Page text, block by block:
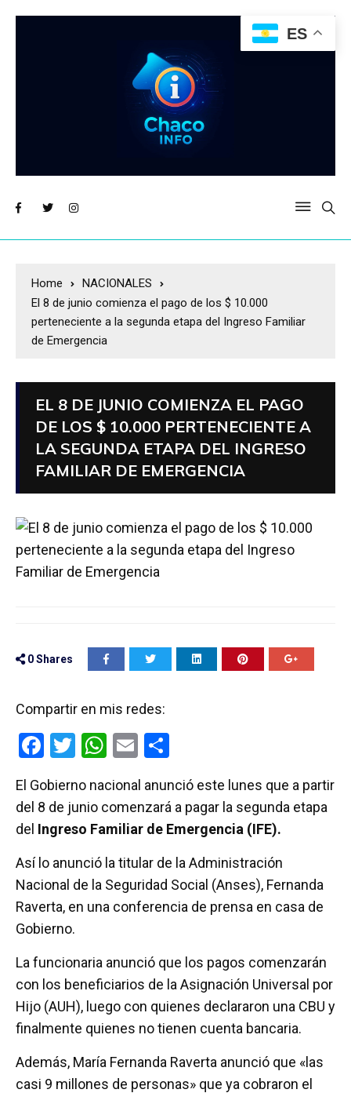
Home
NACIONALES
El 8 de junio comienza el pago de los $ 10.000
perteneciente a la segunda etapa del Ingreso Familiar
de Emergencia
EL 8 DE JUNIO COMIENZA EL PAGO
DE LOS $ 10.000 PERTENECIENTE A
LA SEGUNDA ETAPA DEL INGRESO
FAMILIAR DE EMERGENCIA
0Shares
Compartir en mis redes:
F
ce
b
o
o
k
T
tt
er
W
at
s
p
p
E
ail m
p
tir
El Gobierno nacional anunció este lunes que a partir
del 8 de junio comenzará a pagar la segunda etapa
del Ingreso Familiar de Emergencia (IFE).
Así lo anunció la titular de la Administración
Nacional de la Seguridad Social (Anses), Fernanda
Raverta, en una conferencia de prensa en casa de
Gobierno.
La funcionaria anunció que los pagos comenzarán
con los beneficiarios de la Asignación Universal por
Hijo (AUH), luego con quienes declararon una CBU y
finalmente quienes no tienen cuenta bancaria.
Además, María Fernanda Raverta anunció que «las
casi 9 millones de personas» que ya cobraron el
ES